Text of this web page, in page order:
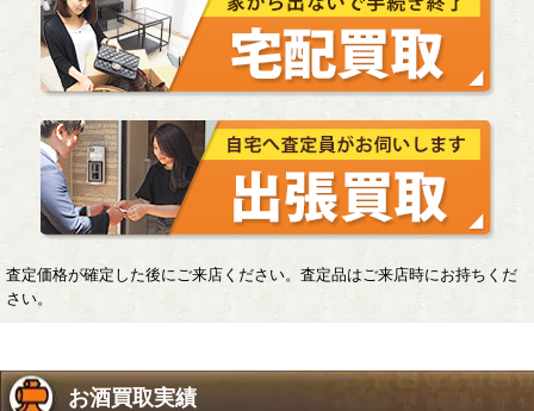
査定価格が確定した後にご来店ください。査定品はご来店時にお持ちくだ
さい。
お酒買取実績